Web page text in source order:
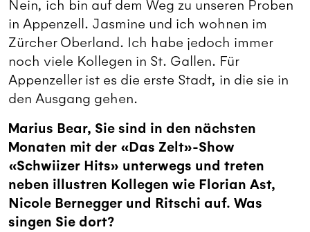
Nein, ich bin auf dem Weg zu unseren Proben
in Appenzell. Jasmine und ich wohnen im
Zürcher Oberland. Ich habe jedoch immer
noch viele Kollegen in St. Gallen. Für
Appenzeller ist es die erste Stadt, in die sie in
den Ausgang gehen.
Marius Bear, Sie sind in den nächsten
Monaten mit der «Das Zelt»-Show
«Schwiizer Hits» unterwegs und treten
neben illustren Kollegen wie Florian Ast,
Nicole Bernegger und Ritschi auf. Was
singen Sie dort?